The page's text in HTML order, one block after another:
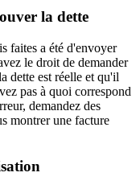
la dette
faites a été d'envoyer
le droit de demander
dette est réelle et qu'il
pas à quoi correspond
demandez des
montrer une facture